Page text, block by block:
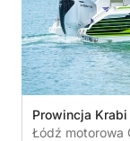
Prowincja Krabi
Łódź motorowa